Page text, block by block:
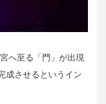
へ至る「門」が出現
成させるというイン